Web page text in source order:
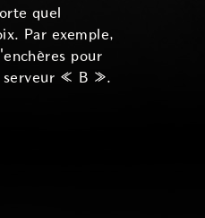
quel
Par exemple,
pour
serveur « B ».